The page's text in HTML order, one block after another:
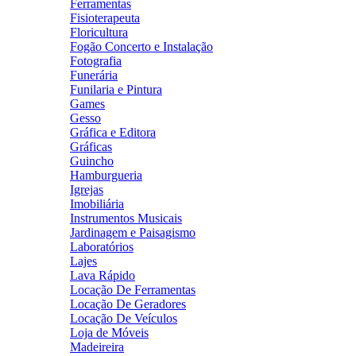
Ferramentas
Fisioterapeuta
Floricultura
Fogão Concerto e Instalação
Fotografia
Funerária
Funilaria e Pintura
Games
Gesso
Gráfica e Editora
Gráficas
Guincho
Hamburgueria
Igrejas
Imobiliária
Instrumentos Musicais
Jardinagem e Paisagismo
Laboratórios
Lajes
Lava Rápido
Locação De Ferramentas
Locação De Geradores
Locação De Veículos
Loja de Móveis
Madeireira